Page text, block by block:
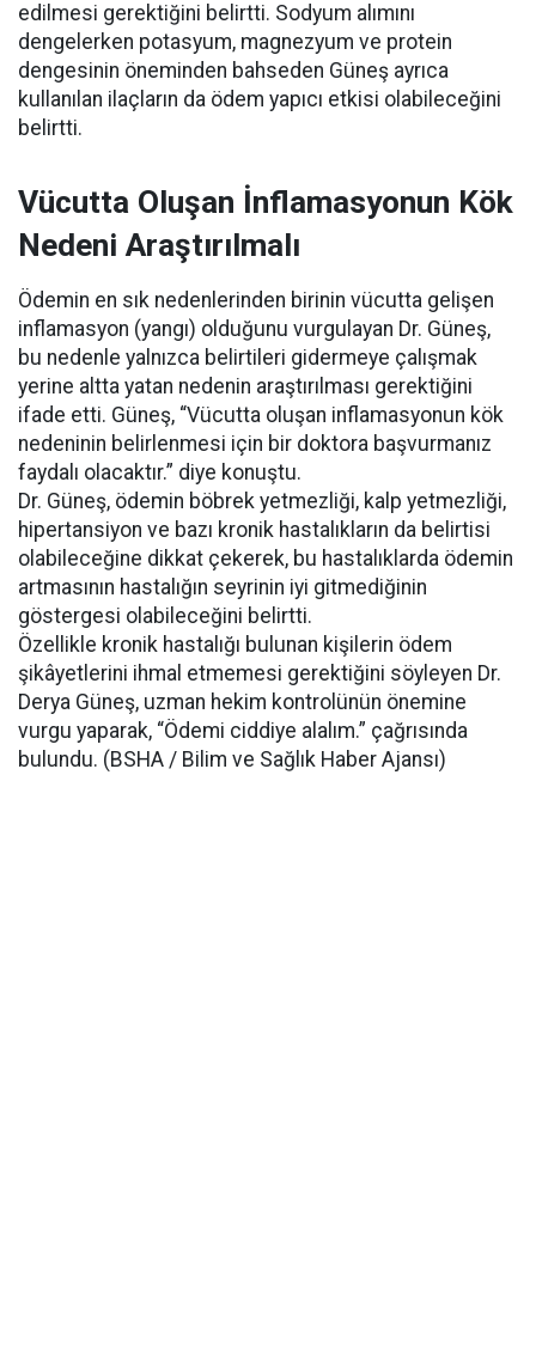
edilmesi gerektiğini belirtti. Sodyum alımını
dengelerken potasyum, magnezyum ve protein
dengesinin öneminden bahseden Güneş ayrıca
kullanılan ilaçların da ödem yapıcı etkisi olabileceğini
belirtti.
Vücutta Oluşan İnflamasyonun Kök
Nedeni Araştırılmalı
Ödemin en sık nedenlerinden birinin vücutta gelişen
inflamasyon (yangı) olduğunu vurgulayan Dr. Güneş,
bu nedenle yalnızca belirtileri gidermeye çalışmak
yerine altta yatan nedenin araştırılması gerektiğini
ifade etti. Güneş, “Vücutta oluşan inflamasyonun kök
nedeninin belirlenmesi için bir doktora başvurmanız
faydalı olacaktır.” diye konuştu.
Dr. Güneş, ödemin böbrek yetmezliği, kalp yetmezliği,
hipertansiyon ve bazı kronik hastalıkların da belirtisi
olabileceğine dikkat çekerek, bu hastalıklarda ödemin
artmasının hastalığın seyrinin iyi gitmediğinin
göstergesi olabileceğini belirtti.
Özellikle kronik hastalığı bulunan kişilerin ödem
şikâyetlerini ihmal etmemesi gerektiğini söyleyen Dr.
Derya Güneş, uzman hekim kontrolünün önemine
vurgu yaparak, “Ödemi ciddiye alalım.” çağrısında
bulundu. (BSHA / Bilim ve Sağlık Haber Ajansı)